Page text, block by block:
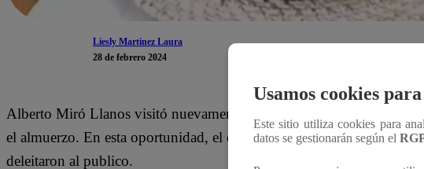
Liesly Martinez Laura
28 de febrero 2024
Alberto Miró Llanos visitó nuevamente la cocina de Arriba Mi Gente
el almuerzo. En esta oportunidad, el chef elaboró un riquísimo arroz
deleitaron al publico.
Usamos cookies
Este sitio utiliza cookies para
datos se gestionarán según el